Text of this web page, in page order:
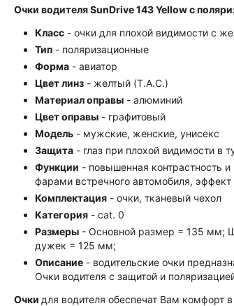
Очки водителя SunDrive 143 Yellow с
Класс - очки для плохой видимости с
Тип - поляризационные
Форма - авиатор
Цвет линз - желтый (T.A.C.)
Материал оправы - алюминий
Цвет оправы - графитовый
Модель - мужские, женские, унисекс
Защита - глаз при плохой видимости в
Функции - повышенная контрастность
фарами встречного автомобиля,
Комплектация - очки, тканевый чехол
Категория - cat. 0
Размеры - Основной размер = 135 мм;
дужек = 125 мм;
Описание - водительские очки
Очки водителя с защитой и
Очки для водителя обеспечат Вам комфорт